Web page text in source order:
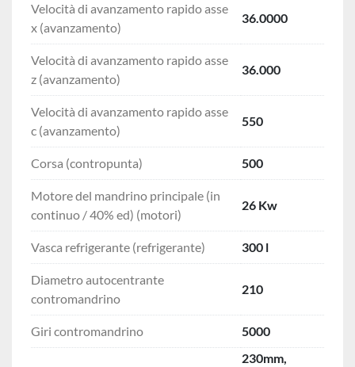
Velocità di avanzamento rapido asse
x (avanzamento)
36.0000
Velocità di avanzamento rapido asse
z (avanzamento)
36.000
Velocità di avanzamento rapido asse
c (avanzamento)
550
Corsa (contropunta) 500
Motore del mandrino principale (in
continuo / 40% ed) (motori)
26 Kw
Vasca refrigerante (refrigerante) 300 l
Diametro autocentrante
contromandrino
210
Giri contromandrino 5000
230mm,